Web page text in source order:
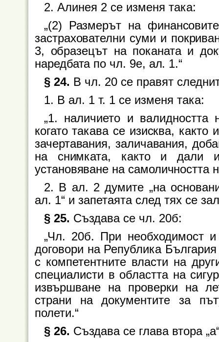
2. Алинея 2 се изменя така:
„(2) Размерът на
застрахователни суми и
3, образецът на поканата и
наредбата по чл. 9е, ал. 1.“
§ 24. В чл. 20 се правят
1. В ал. 1 т. 1 се изменя така:
„1. наличието и
когато такава се изисква,
зачертавания, заличавания,
на снимката, както и дали
установяване на самоличността
2. В ал. 2 думите „на
ал. 1“ и запетаята след тях се
§ 25. Създава се чл. 20б:
„Чл. 20б. При необходимост
договори на Република
с компетентните власти на
специалисти в областта на
извършване на проверки на
страни на документите за
полети.“
§ 26. Създава се глава втора